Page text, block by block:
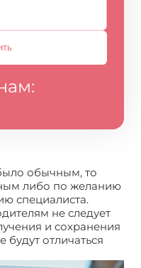
обычным, то
либо по желанию
специалиста.
не следует
и сохранения
отличаться